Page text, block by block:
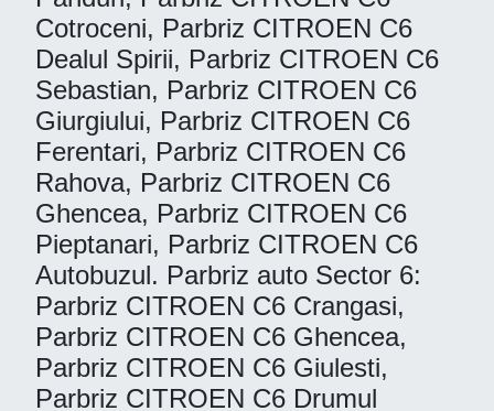
Cotroceni, Parbriz CITROEN C6
Dealul Spirii, Parbriz CITROEN C6
Sebastian, Parbriz CITROEN C6
Giurgiului, Parbriz CITROEN C6
Ferentari, Parbriz CITROEN C6
Rahova, Parbriz CITROEN C6
Ghencea, Parbriz CITROEN C6
Pieptanari, Parbriz CITROEN C6
Autobuzul. Parbriz auto Sector 6:
Parbriz CITROEN C6 Crangasi,
Parbriz CITROEN C6 Ghencea,
Parbriz CITROEN C6 Giulesti,
Parbriz CITROEN C6 Drumul